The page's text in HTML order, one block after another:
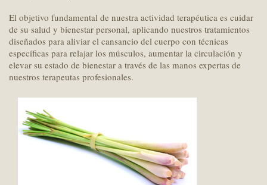
El objetivo fundamental de nuestra actividad terapéutica es cuidar
de su salud y bienestar personal, aplicando nuestros tratamientos
diseñados para aliviar el cansancio del cuerpo con técnicas
específicas para relajar los músculos, aumentar la circulación y
elevar su estado de bienestar a través de las manos expertas de
nuestros terapeutas profesionales.